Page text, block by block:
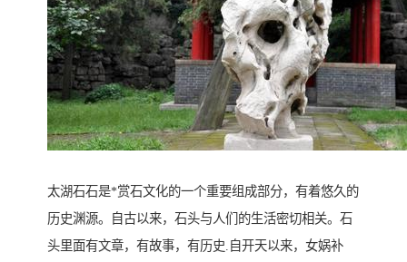
太湖石石是*赏石文化的一个重要组成部分，有着悠久的
历史渊源。自古以来，石头与人们的生活密切相关。石
头里面有文章，有故事，有历史.自开天以来，女娲补